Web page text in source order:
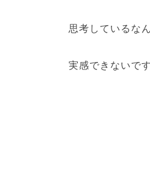
思考しているな
実感できないで